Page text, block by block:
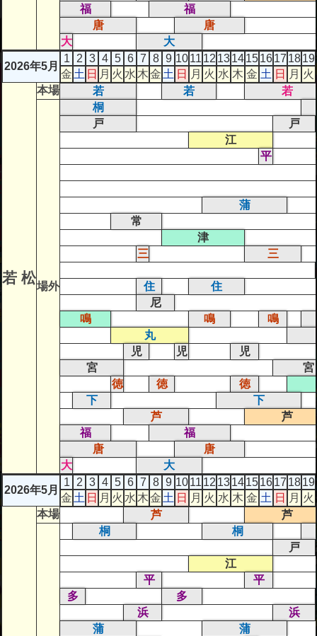
福
福
唐
唐
大
大
2026年5月
1 2 3 4 5 6 7 8 9 1011 12 1314151617 1819
金 土 日 月 火 水 木金 土 日 月 火 水 木 金 土 日 月 火
若 松
本場 若 若 若
場外
桐
戸
戸
江
平
蒲
常
津
三
三
住
住
尼
鳴
鳴 鳴
丸
児
児
児
宮
宮
徳
徳
徳
下
下
芦
芦
福
福
唐
唐
大
大
2026年5月
1 2 3 4 5 6 7 8 9 1011 12 1314151617 1819
金 土 日 月 火 水 木金 土 日 月 火 水 木 金 土 日 月 火
本場 芦 芦
桐
桐
戸
江
平
平
多
多
浜
浜
蒲
蒲